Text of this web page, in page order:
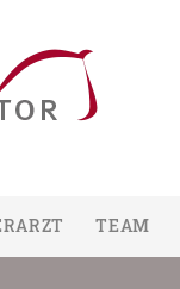
TEAM